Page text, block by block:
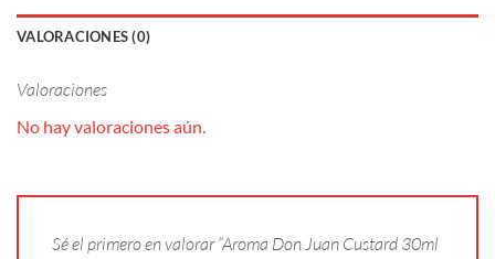
VALORACIONES (0)
Valoraciones
No hay valoraciones aún.
Sé el primero en valorar “Aroma Don Juan Custard 30ml